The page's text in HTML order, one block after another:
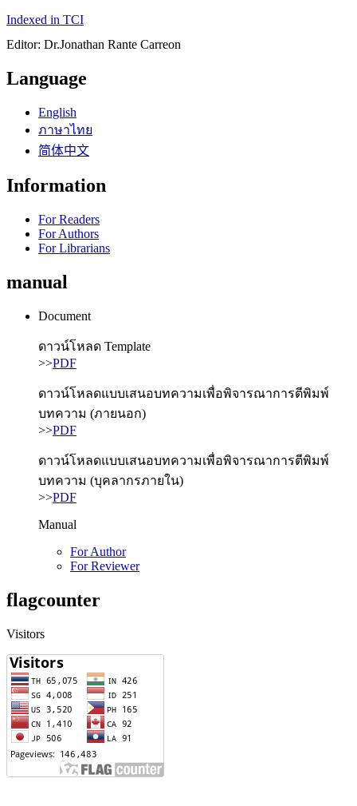
Indexed in TCI
Editor: Dr.Jonathan Rante Carreon
Language
English
ภาษาไทย
简体中文
Information
For Readers
For Authors
For Librarians
manual
Document
ดาวน์โหลด Template
>>PDF
ดาวน์โหลดแบบเสนอบทความเพื่อพิจารณาการตีพิมพ์
บทความ (ภายนอก)
>>PDF
ดาวน์โหลดแบบเสนอบทความเพื่อพิจารณาการตีพิมพ์
บทความ (บุคลากรภายใน)
>>PDF
Manual
For Author
For Reviewer
flagcounter
Visitors